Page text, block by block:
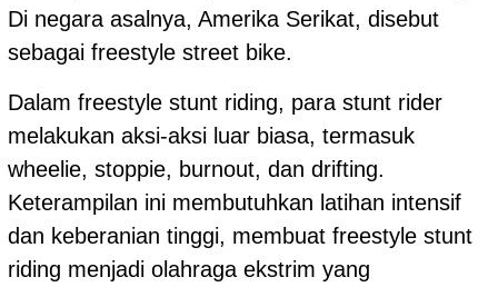
Di negara asalnya, Amerika Serikat, disebut
sebagai freestyle street bike.
Dalam freestyle stunt riding, para stunt rider
melakukan aksi-aksi luar biasa, termasuk
wheelie, stoppie, burnout, dan drifting.
Keterampilan ini membutuhkan latihan intensif
dan keberanian tinggi, membuat freestyle stunt
riding menjadi olahraga ekstrim yang